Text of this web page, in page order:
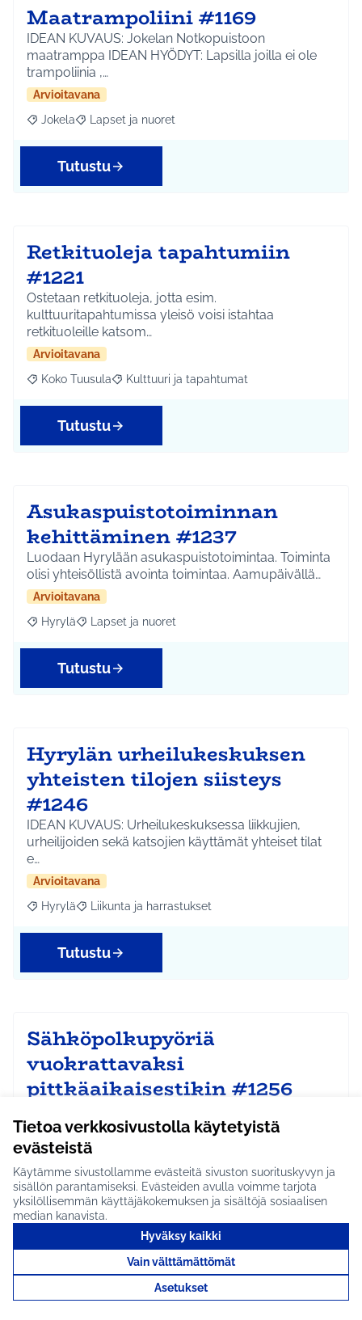
Tietoa verkkosivustolla käytetyistä
evästeistä
Käytämme sivustollamme evästeitä sivuston suorituskyvyn ja
sisällön parantamiseksi. Evästeiden avulla voimme tarjota
yksilöllisemmän käyttäjäkokemuksen ja sisältöjä sosiaalisen
median kanavista.
Hyväksy kaikki
Vain välttämättömät
Asetukset
Maatrampoliini #1169
IDEAN KUVAUS: Jokelan Notkopuistoon
maatramppa IDEAN HYÖDYT: Lapsilla joilla ei ole
trampoliinia ,…
Arvioitavana
Rajaa tulokset aihepiirin mukaan: Jokela
Jokela Rajaa tulokset teeman mukaan: Lapset ja nuoret
Lapset ja nuoret
Tutustu
Retkituoleja tapahtumiin
#1221
Ostetaan retkituoleja, jotta esim.
kulttuuritapahtumissa yleisö voisi istahtaa
retkituoleille katsom…
Arvioitavana
Rajaa tulokset aihepiirin mukaan: Koko Tuusula
Koko Tuusula Rajaa tulokset teeman mukaan: Kulttuuri ja
Kulttuuri ja tapahtumat
Tutustu
Asukaspuistotoiminnan
kehittäminen #1237
Luodaan Hyrylään asukaspuistotoimintaa. Toiminta
olisi yhteisöllistä avointa toimintaa. Aamupäivällä…
Arvioitavana
Rajaa tulokset aihepiirin mukaan: Hyrylä
Hyrylä Rajaa tulokset teeman mukaan: Lapset ja nuoret
Lapset ja nuoret
Tutustu
Hyrylän urheilukeskuksen
yhteisten tilojen siisteys
#1246
IDEAN KUVAUS: Urheilukeskuksessa liikkujien,
urheilijoiden sekä katsojien käyttämät yhteiset tilat
e…
Arvioitavana
Rajaa tulokset aihepiirin mukaan: Hyrylä
Hyrylä Rajaa tulokset teeman mukaan: Liikunta ja
Liikunta ja harrastukset
Tutustu
Sähköpolkupyöriä
vuokrattavaksi
pittkäaikaisestikin #1256
vuokrattavaksi vaikka viikko- tai kuukausivuokralla.
Aj…
Etenee jatkoon
Rajaa tulokset aihepiirin mukaan: Koko Tuusula
Koko Tuusula Rajaa tulokset teeman mukaan: Liikunta ja
Liikunta ja harrastukset